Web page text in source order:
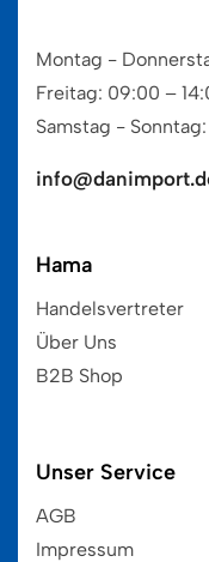
Montag -
Freitag: 09:00 –
Samstag -
Hama
Handelsvertreter
Über Uns
B2B Shop
Unser Service
AGB
Impressum